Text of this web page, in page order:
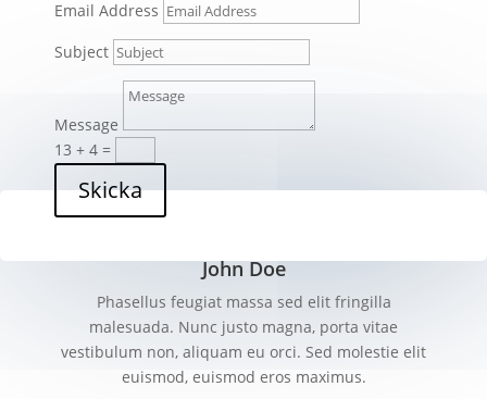
Email Address
Subject
Message
13 + 4 =
Skicka
John Doe
Phasellus feugiat massa sed elit fringilla
malesuada. Nunc justo magna, porta vitae
vestibulum non, aliquam eu orci. Sed molestie elit
euismod, euismod eros maximus.